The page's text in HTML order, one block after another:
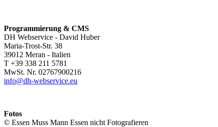
Programmierung & CMS
DH Webservice - David Huber
Maria-Trost-Str. 38
39012 Meran - Italien
T +39 338 211 5781
MwSt. Nr. 02767900216
info@dh-webservice.eu
Fotos
© Essen Muss Mann Essen nicht Fotografieren